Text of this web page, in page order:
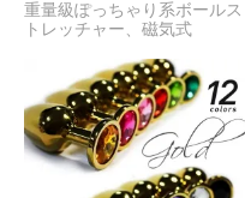
重量級ぽっちゃり系ボールス
トレッチャー、磁気式